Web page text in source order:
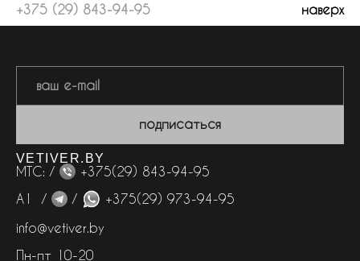
+375 (29) 843-94-95 наверх
подписаться
VETIVER.BY
МТС: /
+375(29) 843-94-95
А1 /
/
+375(29) 973-94-95
info@vetiver.by
Пн-пт 10-20